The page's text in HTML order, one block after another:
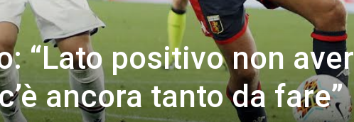
“Lato positivo non aver
ancora tanto da fare”